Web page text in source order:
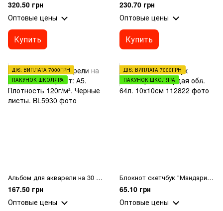
320.50 грн
Оптовые цены
Купить
230.70 грн
Оптовые цены
Купить
ДІЄ: ВИПЛАТА 7000ГРН
ПАКУНОК ШКОЛЯРА
Альбом для акварели на 30 листов. Формат: А5. Плотность 120г/м². Черные листы.
167.50 грн
Оптовые цены
ДІЄ: ВИПЛАТА 7000ГРН
ПАКУНОК ШКОЛЯРА
Блокнот скетчбук "Мандарин" твердая обл. 64л. 10х10см
65.10 грн
Оптовые цены